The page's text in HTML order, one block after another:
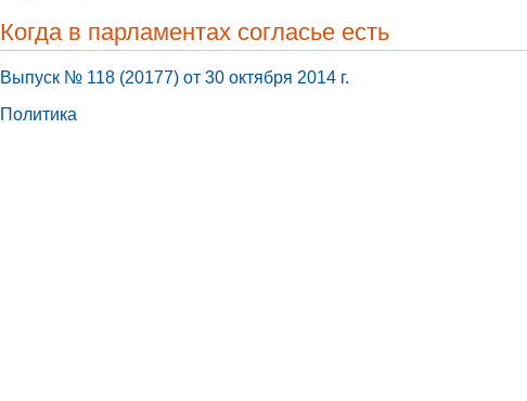
Когда в парламентах согласье есть
Выпуск № 118 (20177) от 30 октября 2014 г.
Политика